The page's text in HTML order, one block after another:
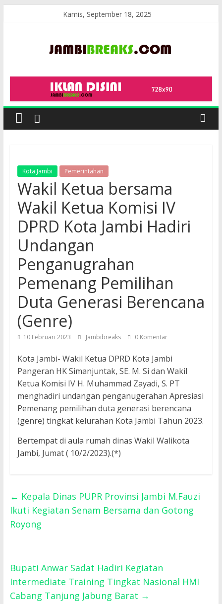
Kamis, September 18, 2025
JambiBreaks
Kota Jambi Pemerintahan
Wakil Ketua bersama
Wakil Ketua Komisi IV
DPRD Kota Jambi Hadiri
Undangan
Penganugrahan
Pemenang Pemilihan
Duta Generasi Berencana
(Genre)
10 Februari 2023 Jambibreaks 0 Komentar
Kota Jambi- Wakil Ketua DPRD Kota Jambi
Pangeran HK Simanjuntak, SE. M. Si dan Wakil
Ketua Komisi IV H. Muhammad Zayadi, S. PT
menghadiri undangan penganugerahan Apresiasi
Pemenang pemilihan duta generasi berencana
(genre) tingkat kelurahan Kota Jambi Tahun 2023.
Bertempat di aula rumah dinas Wakil Walikota
Jambi, Jumat ( 10/2/2023).(*)
← Kepala Dinas PUPR Provinsi Jambi M.Fauzi
Ikuti Kegiatan Senam Bersama dan Gotong
Royong
Bupati Anwar Sadat Hadiri Kegiatan
Intermediate Training Tingkat Nasional HMI
Cabang Tanjung Jabung Barat →